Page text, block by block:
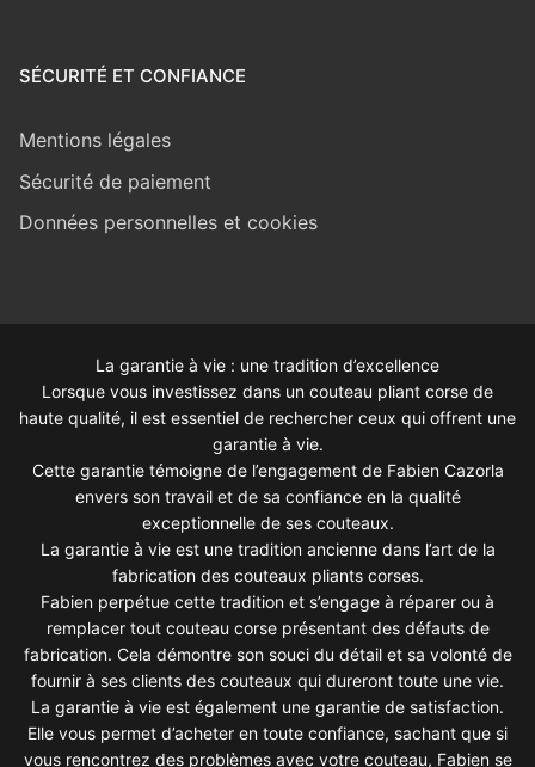
SÉCURITÉ ET CONFIANCE
Mentions légales
Sécurité de paiement
Données personnelles et cookies
La garantie à vie : une tradition d’excellence
Lorsque vous investissez dans un couteau pliant corse de
haute qualité, il est essentiel de rechercher ceux qui offrent une
garantie à vie.
Cette garantie témoigne de l’engagement de Fabien Cazorla
envers son travail et de sa confiance en la qualité
exceptionnelle de ses couteaux.
La garantie à vie est une tradition ancienne dans l’art de la
fabrication des couteaux pliants corses.
Fabien perpétue cette tradition et s’engage à réparer ou à
remplacer tout couteau corse présentant des défauts de
fabrication. Cela démontre son souci du détail et sa volonté de
fournir à ses clients des couteaux qui dureront toute une vie.
La garantie à vie est également une garantie de satisfaction.
Elle vous permet d’acheter en toute confiance, sachant que si
vous rencontrez des problèmes avec votre couteau, Fabien se